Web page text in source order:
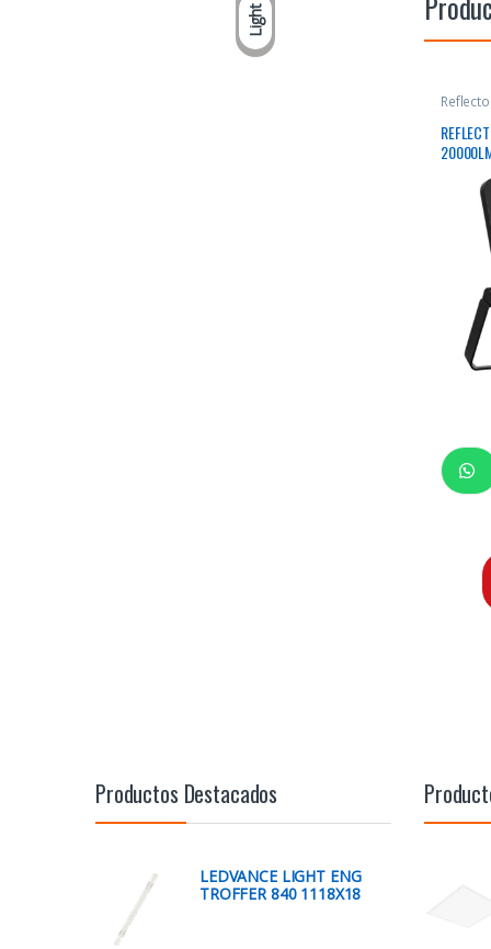
Light
Productos Destacados
LEDVANCE LIGHT ENG
TROFFER 840 1118X18